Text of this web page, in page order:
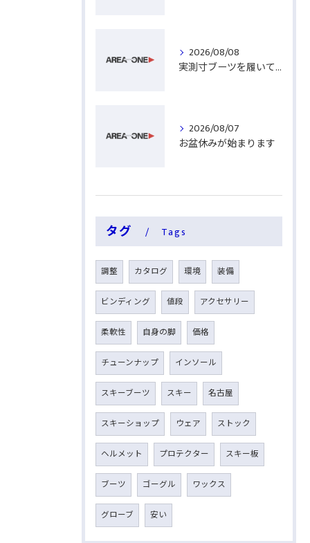
2026/08/08
実測寸ブーツを履いてみる
2026/08/07
お盆休みが始まります
タグ Tags
調整 カタログ 環境 装備
ビンディング 値段 アクセサリー
柔軟性 自身の脚 価格
チューンナップ インソール
スキーブーツ スキー 名古屋
スキーショップ ウェア ストック
ヘルメット プロテクター スキー板
ブーツ ゴーグル ワックス
グローブ 安い